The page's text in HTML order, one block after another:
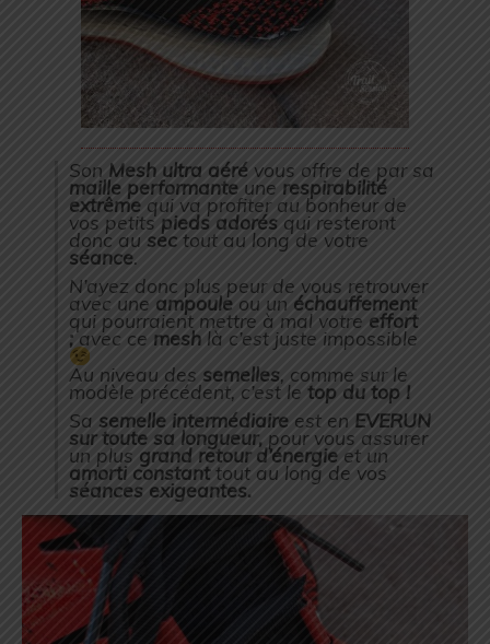
Son Mesh ultra aéré vous offre de par sa
maille performante une respirabilité
extrême qui va profiter au bonheur de
vos petits pieds adorés qui resteront
donc au sec tout au long de votre
séance.
N’ayez donc plus peur de vous retrouver
avec une ampoule ou un échauffement
qui pourraient mettre à mal votre effort
;avec ce mesh là c’est juste impossible
Au niveau des semelles, comme sur le
modèle précédent, c’est le top du top !
Sa semelle intermédiaire est en EVERUN
sur toute sa longueur, pour vous assurer
un plus grand retour d’énergie et un
amorti constant tout au long de vos
séances exigeantes.